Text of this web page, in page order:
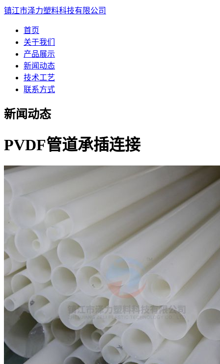
镇江市泽力塑料科技有限公司
首页
关于我们
产品展示
新闻动态
技术工艺
联系方式
新闻动态
PVDF管道承插连接